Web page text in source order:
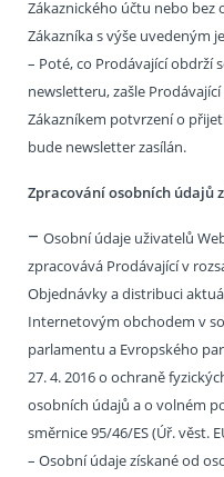
Zákaznického účtu nebo bez
Zákazníka s výše uvedeným
– Poté, co Prodávající obdrží
newsletteru, zašle
Zákazníkem potvrzení o
bude newsletter zasílán.
Zpracování osobních údajů
– Osobní údaje uživatelů
zpracovává Prodávající v
Objednávky a distribuci
Internetovým obchodem v
parlamentu a Evropského
27. 4. 2016 o ochraně
osobních údajů a o volném
směrnice 95/46/ES (Úř. věst.
– Osobní údaje získané od